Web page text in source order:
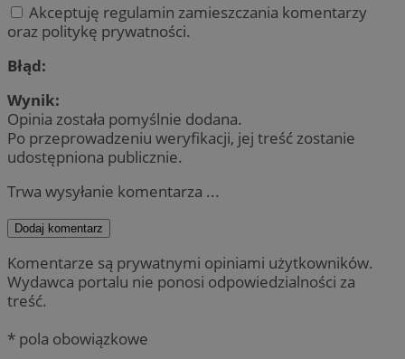
Akceptuję regulamin zamieszczania komentarzy
oraz politykę prywatności.
Błąd:
Wynik:
Opinia została pomyślnie dodana.
Po przeprowadzeniu weryfikacji, jej treść zostanie
udostępniona publicznie.
Trwa wysyłanie komentarza ...
Dodaj komentarz
Komentarze są prywatnymi opiniami użytkowników.
Wydawca portalu nie ponosi odpowiedzialności za
treść.
* pola obowiązkowe